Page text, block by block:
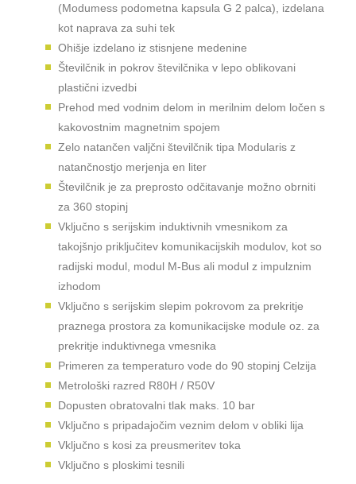
(Modumess podometna kapsula G 2 palca), izdelana
kot naprava za suhi tek
Ohišje izdelano iz stisnjene medenine
Številčnik in pokrov številčnika v lepo oblikovani
plastični izvedbi
Prehod med vodnim delom in merilnim delom ločen s
kakovostnim magnetnim spojem
Zelo natančen valjčni številčnik tipa Modularis z
natančnostjo merjenja en liter
Številčnik je za preprosto odčitavanje možno obrniti
za 360 stopinj
Vključno s serijskim induktivnih vmesnikom za
takojšnjo priključitev komunikacijskih modulov, kot so
radijski modul, modul M-Bus ali modul z impulznim
izhodom
Vključno s serijskim slepim pokrovom za prekritje
praznega prostora za komunikacijske module oz. za
prekritje induktivnega vmesnika
Primeren za temperaturo vode do 90 stopinj Celzija
Metrološki razred R80H / R50V
Dopusten obratovalni tlak maks. 10 bar
Vključno s pripadajočim veznim delom v obliki lija
Vključno s kosi za preusmeritev toka
Vključno s ploskimi tesnili